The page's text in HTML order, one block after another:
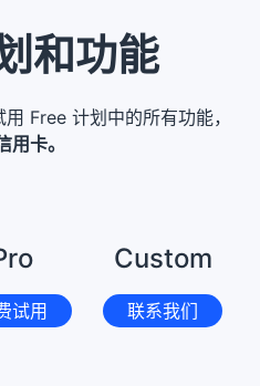
和功能
Free 计划中的所有功能，
用卡。
试用
Custom
联系我们